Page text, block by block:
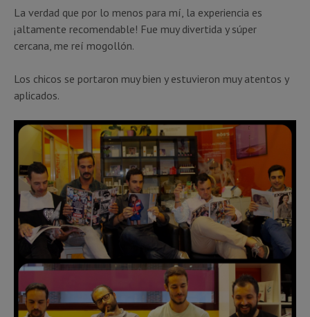
La verdad que por lo menos para mí, la experiencia es
¡altamente recomendable! Fue muy divertida y súper
cercana, me reí mogollón.
Los chicos se portaron muy bien y estuvieron muy atentos y
aplicados.